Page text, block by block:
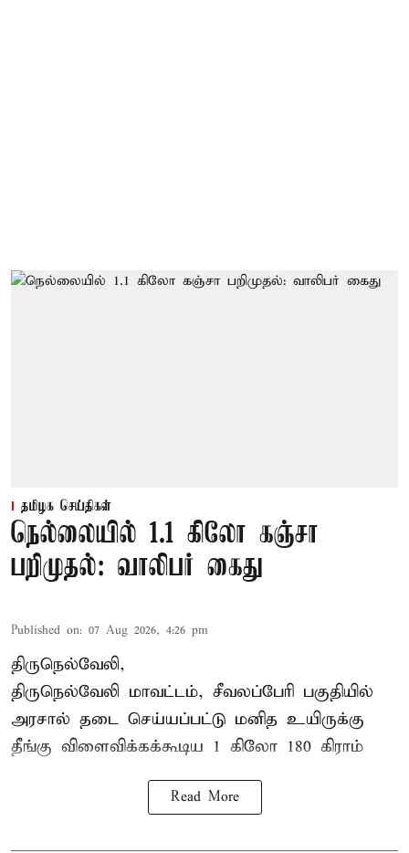
தமிழக செய்திகள்
நெல்லையில் 1.1 கிலோ கஞ்சா
பறிமுதல்: வாலிபர் கைது
Published on: 07 Aug 2026, 4:26 pm
திருநெல்வேலி,
திருநெல்வேலி மாவட்டம், சீவலப்பேரி பகுதியில்
அரசால் தடை செய்யப்பட்டு மனித உயிருக்கு
தீங்கு விளைவிக்கக்கூடிய 1 கிலோ 180 கிராம்
Read More